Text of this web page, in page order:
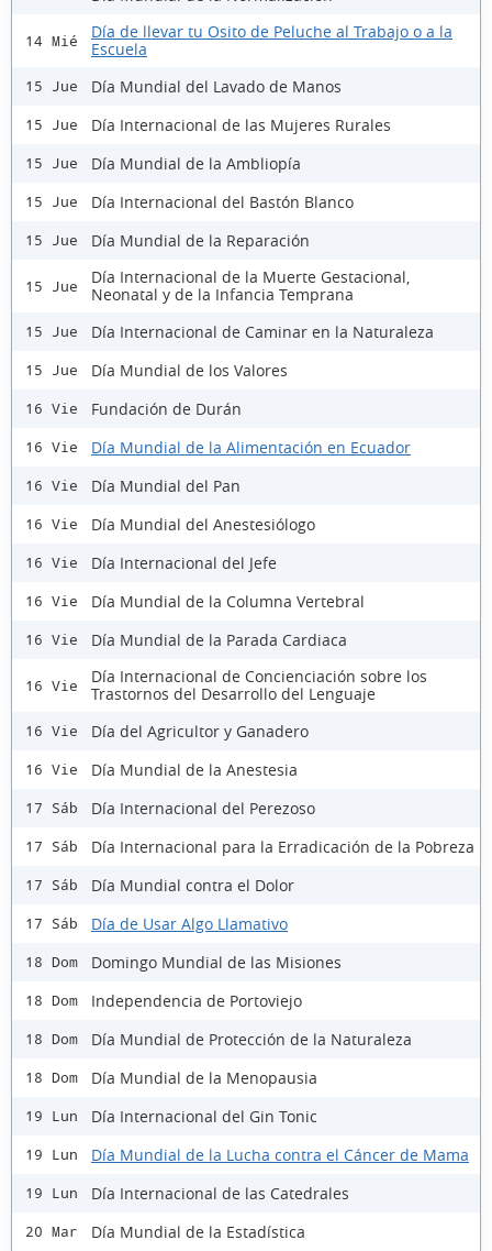
14 Mié
Día de llevar tu Osito de Peluche al Trabajo o a la
Escuela
15 Jue Día Mundial del Lavado de Manos
15 Jue Día Internacional de las Mujeres Rurales
15 Jue Día Mundial de la Ambliopía
15 Jue Día Internacional del Bastón Blanco
15 Jue Día Mundial de la Reparación
15 Jue
Día Internacional de la Muerte Gestacional,
Neonatal y de la Infancia Temprana
15 Jue Día Internacional de Caminar en la Naturaleza
15 Jue Día Mundial de los Valores
16 Vie Fundación de Durán
16 Vie Día Mundial de la Alimentación en Ecuador
16 Vie Día Mundial del Pan
16 Vie Día Mundial del Anestesiólogo
16 Vie Día Internacional del Jefe
16 Vie Día Mundial de la Columna Vertebral
16 Vie Día Mundial de la Parada Cardiaca
16 Vie
Día Internacional de Concienciación sobre los
Trastornos del Desarrollo del Lenguaje
16 Vie Día del Agricultor y Ganadero
16 Vie Día Mundial de la Anestesia
17 Sáb Día Internacional del Perezoso
17 Sáb Día Internacional para la Erradicación de la Pobreza
17 Sáb Día Mundial contra el Dolor
17 Sáb Día de Usar Algo Llamativo
18 Dom Domingo Mundial de las Misiones
18 Dom Independencia de Portoviejo
18 Dom Día Mundial de Protección de la Naturaleza
18 Dom Día Mundial de la Menopausia
19 Lun Día Internacional del Gin Tonic
19 Lun Día Mundial de la Lucha contra el Cáncer de Mama
19 Lun Día Internacional de las Catedrales
20 Mar Día Mundial de la Estadística